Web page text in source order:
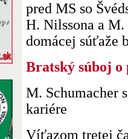
pred MS so
H. Nilssona a
domácej súťaže
Bratský súboj o
M. Schumacher
kariére
Víťazom tretej